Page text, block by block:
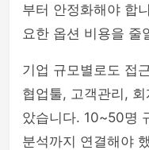
부터 안정화해야 합
요한 옵션 비용을 줄
기업 규모별로도 접
협업툴, 고객관리,
았습니다. 10~50명
분석까지 연결해야